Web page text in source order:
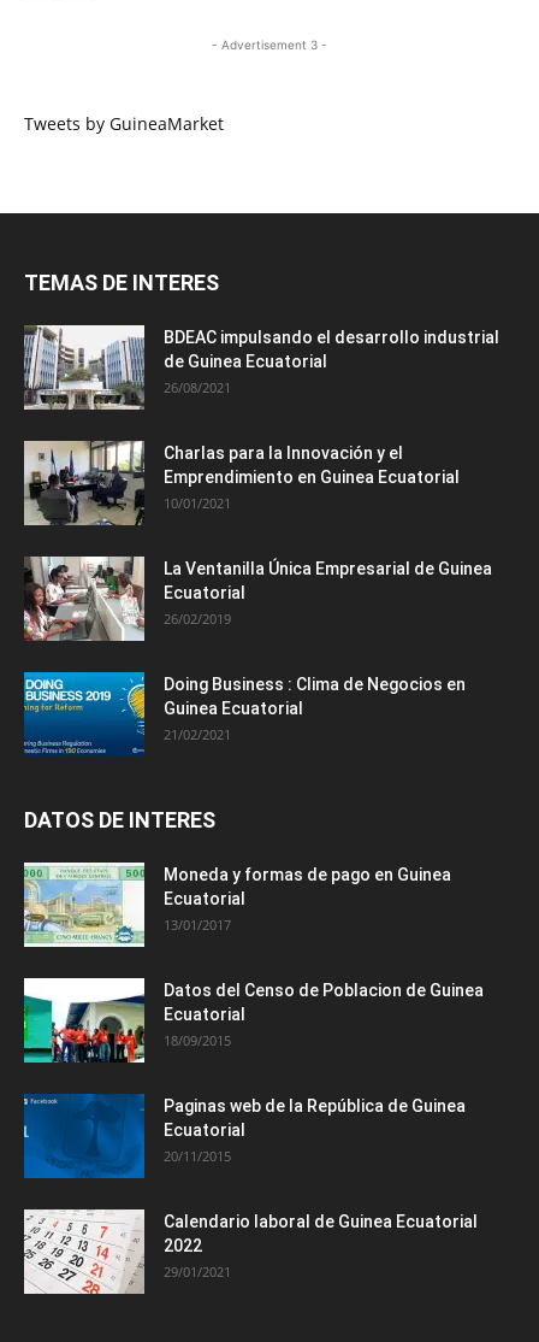
- Advertisement 3 -
Tweets by GuineaMarket
TEMAS DE INTERES
BDEAC impulsando el desarrollo industrial
de Guinea Ecuatorial
26/08/2021
Charlas para la Innovación y el
Emprendimiento en Guinea Ecuatorial
10/01/2021
La Ventanilla Única Empresarial de Guinea
Ecuatorial
26/02/2019
Doing Business : Clima de Negocios en
Guinea Ecuatorial
21/02/2021
DATOS DE INTERES
Moneda y formas de pago en Guinea
Ecuatorial
13/01/2017
Datos del Censo de Poblacion de Guinea
Ecuatorial
18/09/2015
Paginas web de la República de Guinea
Ecuatorial
20/11/2015
Calendario laboral de Guinea Ecuatorial
2022
29/01/2021